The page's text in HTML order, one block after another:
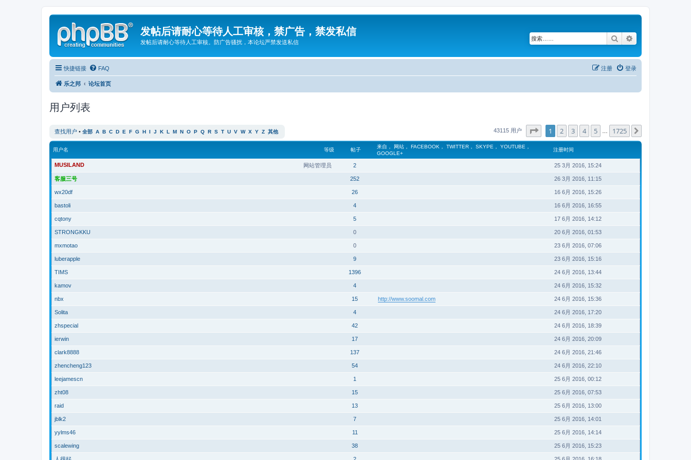
发帖后请耐心等待人工审核，禁广告，禁发私信
发帖后请耐心等待人工审核。防广告骚扰，本论坛严禁发送私信 搜索
快捷链接 FAQ 登录
注册
乐之邦 论坛首页
用户列表
查找用户 • 全部 A B C D E F G H I J K L M N O P Q R S T U V W X Y Z 其他 43115 用户 分页： 1 1725
1 2 3 4 5 1725
等级
用户名 帖子
来自， 网站， FACEBOOK， TWITTER， SKYPE， YOUTUBE，
GOOGLE+
注册时间
网站管理员
MUSILAND 2 25 3月 2016, 15:24
客服三号 252 26 3月 2016, 11:15
wx20df 26 16 6月 2016, 15:26
bastoli 4 16 6月 2016, 16:55
cqtony 5 17 6月 2016, 14:12
STRONGKKU 0 20 6月 2016, 01:53
mxmotao 0 23 6月 2016, 07:06
luberapple 9 23 6月 2016, 15:16
TIMS 1396 24 6月 2016, 13:44
kamov 4 24 6月 2016, 15:32
nbx 15 http://www.soomal.com 24 6月 2016, 15:36
Solita 4 24 6月 2016, 17:20
zhspecial 42 24 6月 2016, 18:39
ierwin 17 24 6月 2016, 20:09
clark8888 137 24 6月 2016, 21:46
zhencheng123 54 24 6月 2016, 22:10
leejamescn 1 25 6月 2016, 00:12
zht08 15 25 6月 2016, 07:53
raid 13 25 6月 2016, 13:00
jblk2 7 25 6月 2016, 14:01
yylms46 11 25 6月 2016, 14:14
scalewing 38 25 6月 2016, 15:23
人很好 2 25 6月 2016, 16:18